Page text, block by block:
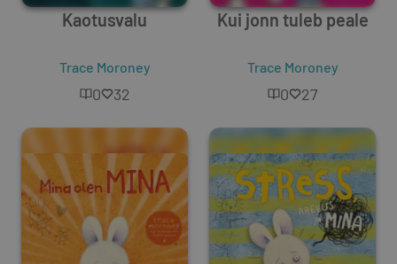
Kaotusvalu
Trace Moroney
0 32
Kui jonn tuleb peale
Trace Moroney
0 27